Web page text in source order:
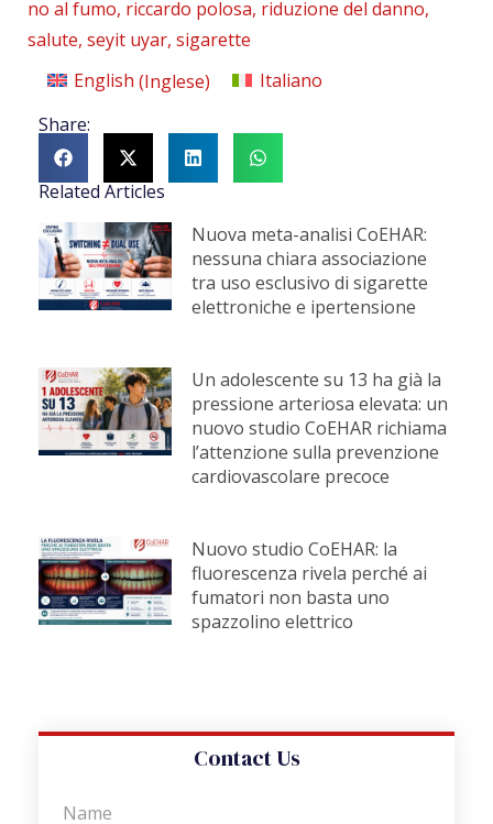
no al fumo, riccardo polosa, riduzione del danno,
salute, seyit uyar, sigarette
English (Inglese)
Italiano
Share:
Related Articles
Nuova meta-analisi CoEHAR:
nessuna chiara associazione
tra uso esclusivo di sigarette
elettroniche e ipertensione
Un adolescente su 13 ha già la
pressione arteriosa elevata: un
nuovo studio CoEHAR richiama
l’attenzione sulla prevenzione
cardiovascolare precoce
Nuovo studio CoEHAR: la
fluorescenza rivela perché ai
fumatori non basta uno
spazzolino elettrico
Contact Us